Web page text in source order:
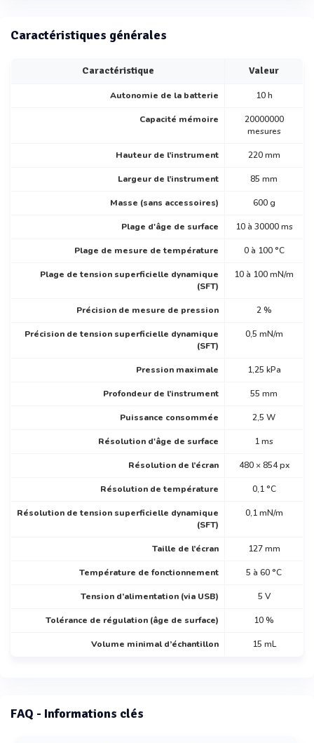
Caractéristiques générales
Caractéristique Valeur
Autonomie de la batterie 10 h
Capacité mémoire
20000000
mesures
Hauteur de l’instrument 220 mm
Largeur de l’instrument 85 mm
Masse (sans accessoires) 600 g
Plage d'âge de surface 10 à 30000 ms
Plage de mesure de température 0 à 100 °C
Plage de tension superficielle dynamique
(SFT)
10 à 100 mN/m
Précision de mesure de pression 2 %
Précision de tension superficielle dynamique
(SFT)
0,5 mN/m
Pression maximale 1,25 kPa
Profondeur de l’instrument 55 mm
Puissance consommée 2,5 W
Résolution d'âge de surface 1 ms
Résolution de l’écran 480 × 854 px
Résolution de température 0,1 °C
Résolution de tension superficielle dynamique
(SFT)
0,1 mN/m
Taille de l’écran 127 mm
Température de fonctionnement 5 à 60 °C
Tension d’alimentation (via USB) 5 V
Tolérance de régulation (âge de surface) 10 %
Volume minimal d’échantillon 15 mL
FAQ - Informations clés